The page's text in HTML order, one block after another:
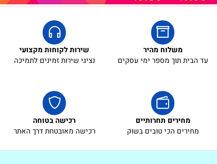
משלוח מהיר
עד הבית תוך מספר ימי עסקים
שירות לקוחות מקצועי
נציגי שירות זמינים לתמיכה
מחירים תחרותיים
מחירים הכי טובים בשוק
רכישה בטוחה
רכישה מאובטחת דרך האתר